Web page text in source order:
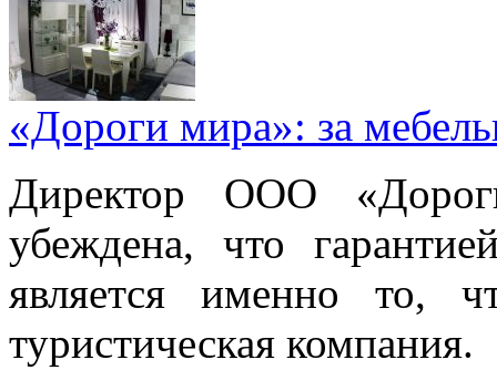
«Дороги мира»: за
Директор ООО
убеждена, что
является именно то,
туристическая компания.